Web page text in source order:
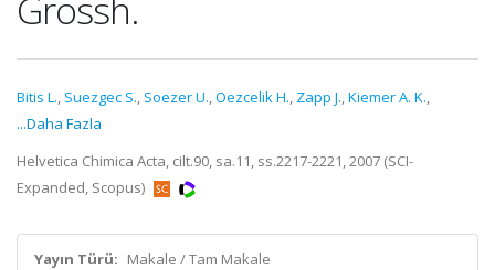
Bitis L., Suezgec S., Soezer U.,Oezcelik H., Zapp J.,Kiemer A. K.,
...Daha Fazla
Helvetica Chimica Acta, cilt.90, sa.11, ss.2217-2221, 2007 (SCI-
Expanded, Scopus)
Yayın Türü: Makale / Tam Makale